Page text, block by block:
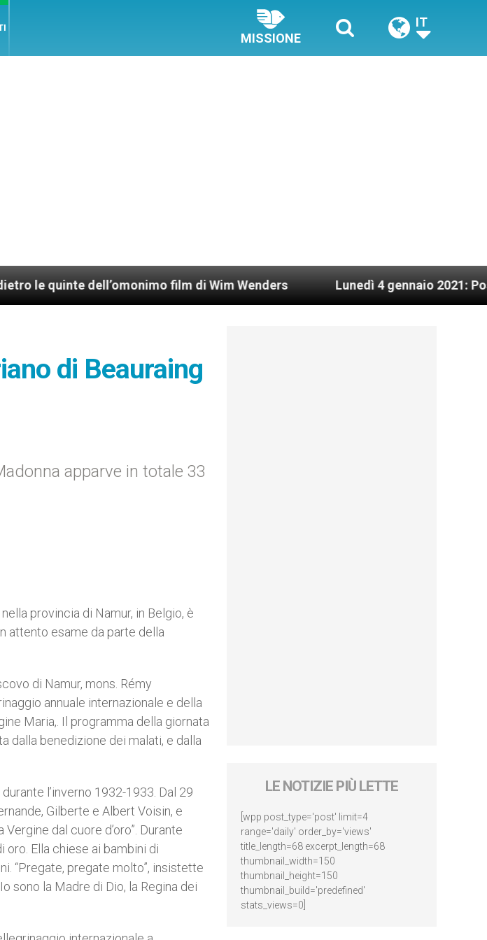
MISSIONE
IT
dell’omonimo film di Wim Wenders Lunedì 4 gennaio 2021: Possesso
di Beauraing
apparve in totale 33
provincia di Namur, in Belgio, è
attento esame da parte della
di Namur, mons. Rémy
annuale internazionale e della
Maria,. Il programma della giornata
dalla benedizione dei malati, e dalla
l’inverno 1932-1933. Dal 29
Gilberte e Albert Voisin, e
dal cuore d’oro”. Durante
Ella chiese ai bambini di
“Pregate, pregate molto”, insistette
sono la Madre di Dio, la Regina dei
LE NOTIZIE PIÙ LETTE
[wpp post_type='post' limit=4
range='daily' order_by='views'
title_length=68 excerpt_length=68
thumbnail_width=150
thumbnail_height=150
thumbnail_build='predefined'
stats_views=0]